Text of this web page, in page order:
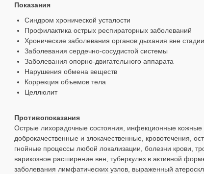
Показания
Синдром хронической усталости
Профилактика острых респираторных заболеваний
Хронические заболевания органов дыхания вне
Заболевания сердечно-сосудистой системы
Заболевания опорно-двигательного аппарата
Нарушения обмена веществ
Коррекция объемов тела
Целлюлит
Противопоказания
Острые лихорадочные состояния, инфекционные кожные
доброкачественные и злокачественные, кровотечения,
гнойные процессы любой локализации, болезни крови,
варикозное расширение вен, туберкулез в активной
заболевания лимфатических узлов, выраженный